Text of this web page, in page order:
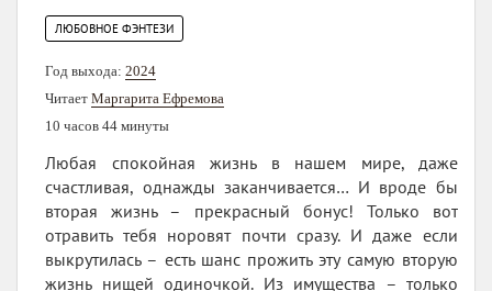
ЛЮБОВНОЕ ФЭНТЕЗИ
Год выхода: 2024
Читает Маргарита Ефремова
10 часов 44 минуты
Любая спокойная жизнь в нашем мире, даже
счастливая, однажды заканчивается… И вроде бы
вторая жизнь – прекрасный бонус! Только вот
отравить тебя норовят почти сразу. И даже если
выкрутилась – есть шанс прожить эту самую вторую
жизнь нищей одиночкой. Из имущества – только